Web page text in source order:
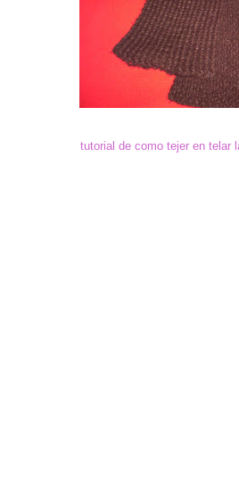
tutorial de como tejer en telar